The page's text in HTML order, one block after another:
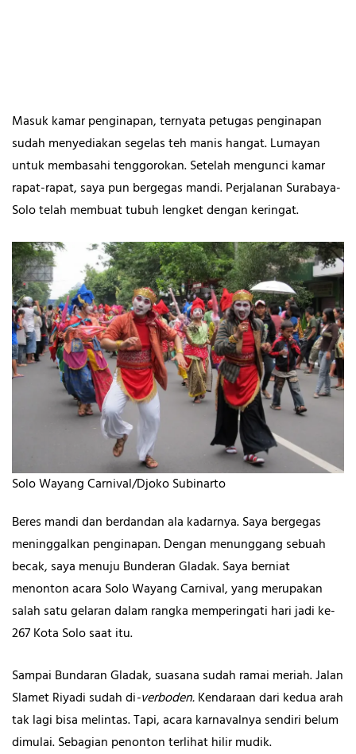
Masuk kamar penginapan, ternyata petugas penginapan
sudah menyediakan segelas teh manis hangat. Lumayan
untuk membasahi tenggorokan. Setelah mengunci kamar
rapat-rapat, saya pun bergegas mandi. Perjalanan Surabaya-
Solo telah membuat tubuh lengket dengan keringat.
Solo Wayang Carnival/Djoko Subinarto
Beres mandi dan berdandan ala kadarnya. Saya bergegas
meninggalkan penginapan. Dengan menunggang sebuah
becak, saya menuju Bunderan Gladak. Saya berniat
menonton acara Solo Wayang Carnival, yang merupakan
salah satu gelaran dalam rangka memperingati hari jadi ke-
267 Kota Solo saat itu.
Sampai Bundaran Gladak, suasana sudah ramai meriah. Jalan
Slamet Riyadi sudah di-verboden.Kendaraan dari kedua arah
tak lagi bisa melintas. Tapi, acara karnavalnya sendiri belum
dimulai. Sebagian penonton terlihat hilir mudik.